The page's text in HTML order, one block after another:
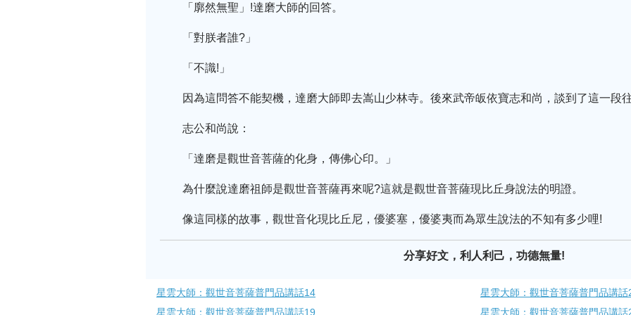
「廓然無聖」!達磨大師的回答。
「對朕者誰?」
「不識!」
因為這問答不能契機，達磨大師即去嵩山少林寺。後來武帝皈依寶志和尚，談到了這一段往
志公和尚說：
「達磨是觀世音菩薩的化身，傳佛心印。」
為什麼說達磨祖師是觀世音菩薩再來呢?這就是觀世音菩薩現比丘身說法的明證。
像這同樣的故事，觀世音化現比丘尼，優婆塞，優婆夷而為眾生說法的不知有多少哩!
分享好文，利人利己，功德無量!
星雲大師：觀世音菩薩普門品講話14
星雲大師：觀世音菩薩普門品講話
星雲大師：觀世音菩薩普門品講話19
星雲大師：觀世音菩薩普門品講話